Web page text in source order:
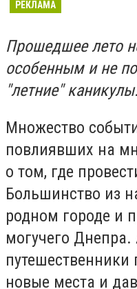
РЕКЛАМА
Прошедшее лето
особенным и не
"летние" каникулы.
Множество
повлиявших на
о том, где
Большинство из
родном городе и
могучего
новые места и